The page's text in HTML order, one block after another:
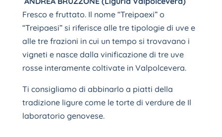
Fresco e fruttato. Il nome “Treipaexi” o
“Treipaesi” si riferisce alle tre tipologie di uve e
alle tre frazioni in cui un tempo si trovavano i
vigneti e nasce dalla vinificazione di tre uve
rosse interamente coltivate in Valpolcevera.
Ti consigliamo di abbinarlo a piatti della
tradizione ligure come le torte di verdure de Il
laboratorio genovese.